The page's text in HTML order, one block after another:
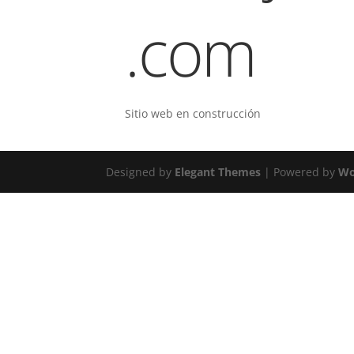
.com
Sitio web en construcción
Designed by Elegant Themes | Powered by